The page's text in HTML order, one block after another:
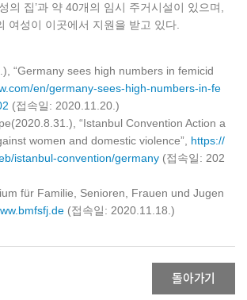
의 집’과 약 40개의 임시 주거시설이 있으며,
여성이 이곳에서 지원을 받고 있다.
“Germany sees high numbers in femicid
en/germany-sees-high-numbers-in-fe
(접속일: 2020.11.20.)
“Istanbul Convention Action a
women and domestic violence”, https://
istanbul-convention/germany (접속일: 202
für Familie, Senioren, Frauen und Jugen
(접속일: 2020.11.18.)
돌아가기